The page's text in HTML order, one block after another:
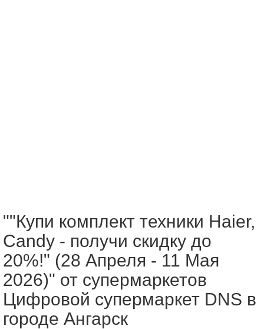
""Купи комплект техники Haier,
Candy - получи скидку до
20%!" (28 Апреля - 11 Мая
2026)" от супермаркетов
Цифровой супермаркет DNS в
городе Ангарск